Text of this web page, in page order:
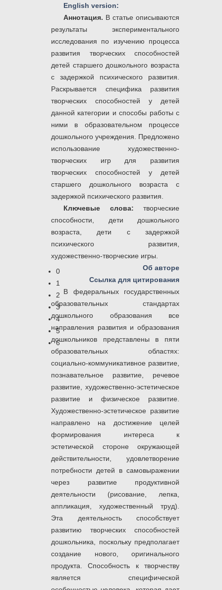
0
1
2
3
4
5
6
English version:
Аннотация. В статье описываются
результаты экспериментального
исследования по изучению процесса
развития творческих способностей
детей старшего дошкольного возраста
с задержкой психического развития.
Раскрывается специфика развития
творческих способностей у детей
данной категории и способы работы с
ними в образовательном процессе
дошкольного учреждения. Предложено
использование художественно-
творческих игр для развития
творческих способностей у детей
старшего дошкольного возраста с
задержкой психического развития.
Ключевые слова: творческие
способности, дети дошкольного
возраста, дети с задержкой
психического развития,
художественно-творческие игры.
Об авторе
Ссылка для цитирования
В федеральных государственных
образовательных стандартах
дошкольного образования все
направления развития и образования
дошкольников представлены в пяти
образовательных областях:
социально-коммуникативное развитие,
познавательное развитие, речевое
развитие, художественно-эстетическое
развитие и физическое развитие.
Художественно-эстетическое развитие
направлено на достижение целей
формирования интереса к
эстетической стороне окружающей
действительности, удовлетворение
потребности детей в самовыражении
через развитие продуктивной
деятельности (рисование, лепка,
аппликация, художественный труд).
Эта деятельность способствует
развитию творческих способностей
дошкольника, поскольку предполагает
создание нового, оригинального
продукта. Способность к творчеству
является специфической